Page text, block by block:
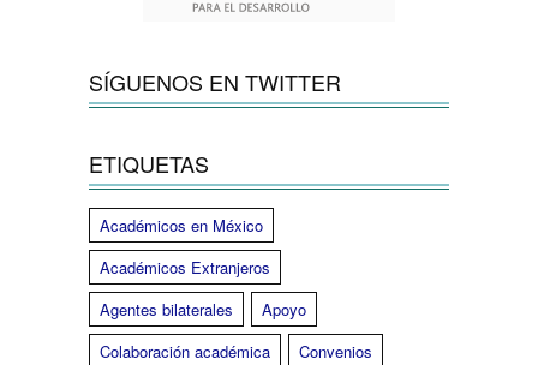
SÍGUENOS EN TWITTER
ETIQUETAS
Académicos en México
Académicos Extranjeros
Agentes bilaterales
Apoyo
Colaboración académica
Convenios